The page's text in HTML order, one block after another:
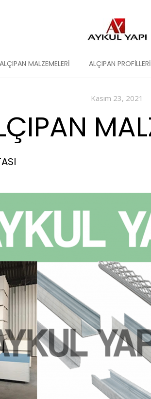
ALÇIPAN MALZEMELERI ALÇIPAN PROFILLERI
Kasım 23, 2021